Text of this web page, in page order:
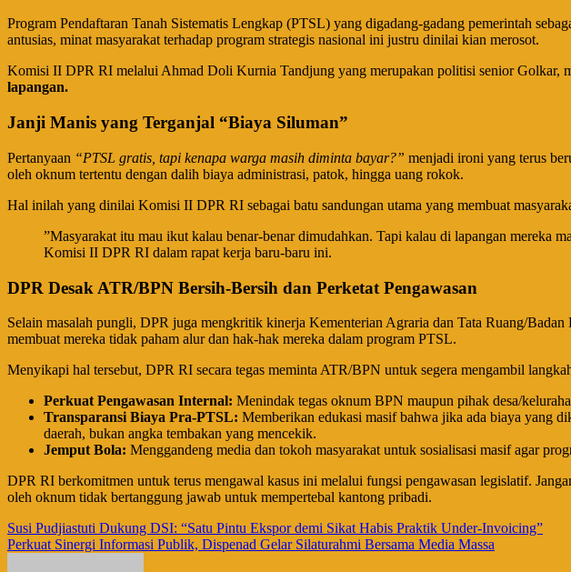
Program Pendaftaran Tanah Sistematis Lengkap (PTSL) yang digadang-gadang pemerintah
antusias, minat masyarakat terhadap program strategis nasional ini justru dinilai kian merosot.
​Komisi II DPR RI melalui Ahmad Doli Kurnia Tandjung yang merupakan politisi senior Golkar,
lapangan.
​Janji Manis yang Terganjal “Biaya Siluman”
​Pertanyaan “PTSL gratis, tapi kenapa warga masih diminta bayar?” menjadi ironi yang terus
oleh oknum tertentu dengan dalih biaya administrasi, patok, hingga uang rokok.
​Hal inilah yang dinilai Komisi II DPR RI sebagai batu sandungan utama yang membuat
​”Masyarakat itu mau ikut kalau benar-benar dimudahkan. Tapi kalau di lapangan mereka
Komisi II DPR RI dalam rapat kerja baru-baru ini.
​DPR Desak ATR/BPN Bersih-Bersih dan Perketat Pengawasan
​Selain masalah pungli, DPR juga mengkritik kinerja Kementerian Agraria dan Tata Ruang/
membuat mereka tidak paham alur dan hak-hak mereka dalam program PTSL.
​Menyikapi hal tersebut, DPR RI secara tegas meminta ATR/BPN untuk segera mengambil
Perkuat Pengawasan Internal: Menindak tegas oknum BPN maupun pihak desa/
Transparansi Biaya Pra-PTSL: Memberikan edukasi masif bahwa jika ada biaya yang
daerah, bukan angka tembakan yang mencekik.
Jemput Bola: Menggandeng media dan tokoh masyarakat untuk sosialisasi masif agar
​DPR RI berkomitmen untuk terus mengawal kasus ini melalui fungsi pengawasan legislatif.
oleh oknum tidak bertanggung jawab untuk mempertebal kantong pribadi.
Navigasi
pos
Susi Pudjiastuti Dukung DSI: “Satu Pintu Ekspor demi Sikat Habis Praktik Under-Invoicing”
Perkuat Sinergi Informasi Publik, Dispenad Gelar Silaturahmi Bersama Media Massa